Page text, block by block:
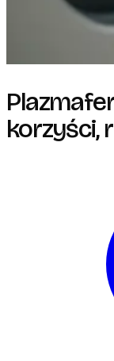
korzyści,